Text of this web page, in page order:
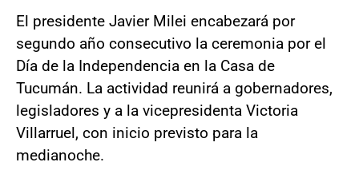
El presidente Javier Milei encabezará por
segundo año consecutivo la ceremonia por el
Día de la Independencia en la Casa de
Tucumán. La actividad reunirá a gobernadores,
legisladores y a la vicepresidenta Victoria
Villarruel, con inicio previsto para la
medianoche.